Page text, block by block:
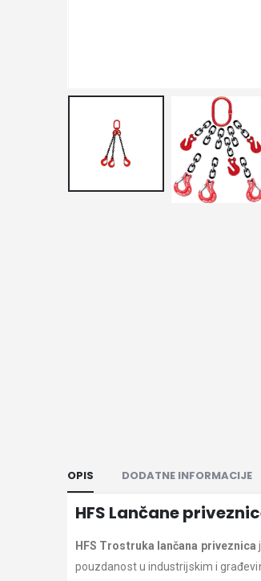
OPIS DODATNE INFORMACIJE
HFS Lančane
HFS Trostruka lančana priveznica
pouzdanost u industrijskim i